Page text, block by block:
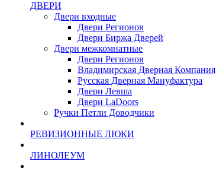
ДВЕРИ
Двери входные
Двери Регионов
Двери Биржа Дверей
Двери межкомнатные
Двери Регионов
Владимирская Дверная Компания
Русская Дверная Мануфактура
Двери Левша
Двери LaDoors
Ручки Петли Доводчики
РЕВИЗИОННЫЕ ЛЮКИ
ЛИНОЛЕУМ